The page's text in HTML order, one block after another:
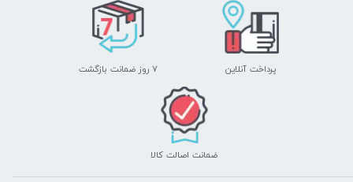
پرداخت آنلاین ۷ روز ضمانت بازگشت
ضمانت اصالت کالا